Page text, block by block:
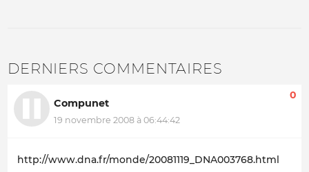
DERNIERS COMMENTAIRES
Compunet
19 novembre 2008 à 06:44:42
0
http://www.dna.fr/monde/20081119_DNA003768.html